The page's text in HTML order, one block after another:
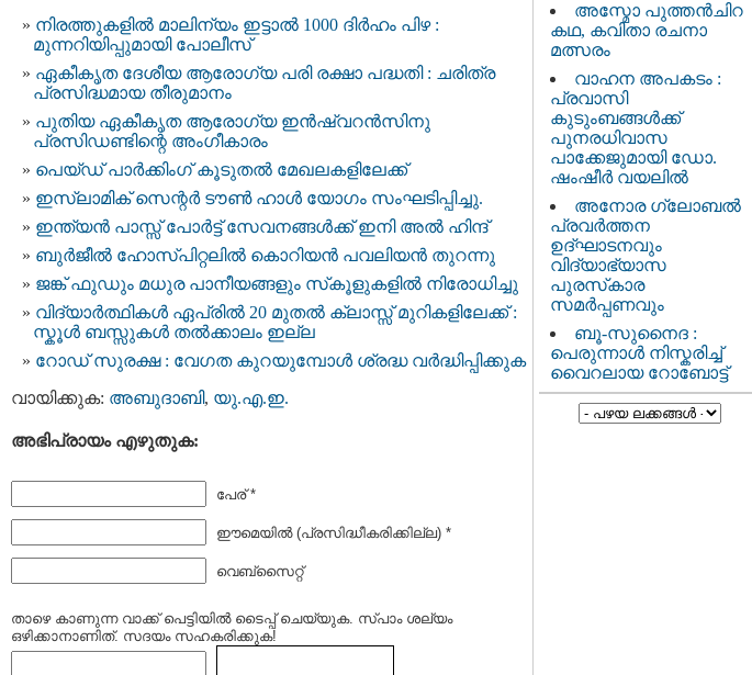
നിരത്തുകളിൽ മാലിന്യം ഇട്ടാൽ 1000 ദിർഹം പിഴ :
മുന്നറിയിപ്പുമായി പോലീസ്
ഏകീകൃത ദേശീയ ആരോഗ്യ പരി രക്ഷാ പദ്ധതി : ചരിത്ര
പ്രസിദ്ധമായ തീരുമാനം
പുതിയ ഏകീകൃത ആരോഗ്യ ഇൻഷ്വറൻസിനു
പ്രസിഡണ്ടിന്റെ അംഗീകാരം
പെയ്ഡ് പാർക്കിംഗ് കൂടുതൽ മേഖലകളിലേക്ക്
ഇസ്‌ലാമിക് സെന്റർ ടൗൺ ഹാൾ യോഗം സംഘടിപ്പിച്ചു.
ഇന്ത്യന്‍ പാസ്സ്‌ പോർട്ട് സേവനങ്ങള്‍ക്ക് ഇനി അല്‍ ഹിന്ദ്
ബുർജീൽ ഹോസ്പിറ്റലിൽ കൊറിയൻ പവലിയൻ തുറന്നു
ജങ്ക് ഫുഡും മധുര പാനീയങ്ങളും സ്‌കൂളുകളിൽ നിരോധിച്ചു
വിദ്യാർത്ഥികൾ ഏപ്രിൽ 20 മുതൽ ക്ലാസ്സ്‌ മുറികളിലേക്ക് :
സ്കൂള്‍ ബസ്സുകള്‍ തല്‍ക്കാലം ഇല്ല
റോഡ് സുരക്ഷ : വേഗത കുറയുമ്പോൾ ശ്രദ്ധ വർദ്ധിപ്പിക്കുക
വായിക്കുക: അബുദാബി, യു.എ.ഇ.
അഭിപ്രായം എഴുതുക:
പേര് *
ഈമെയില്‍ (പ്രസിദ്ധീകരിക്കില്ല) *
വെബ്സൈറ്റ്
താഴെ കാണുന്ന വാക്ക് പെട്ടിയില്‍ ടൈപ്പ്‌ ചെയ്യുക. സ്പാം ശല്യം
ഒഴിക്കാനാണിത്. സദയം സഹകരിക്കുക!
അസ്മോ പുത്തൻചിറ
കഥ, കവിതാ രചനാ
മത്സരം
വാഹന അപകടം :
പ്രവാസി
കുടുംബങ്ങൾക്ക്
പുനരധിവാസ
പാക്കേജുമായി ഡോ.
ഷംഷീർ വയലിൽ
അനോര ഗ്ലോബൽ
പ്രവർത്തന
ഉദ്ഘാടനവും
വിദ്യാഭ്യാസ
പുരസ്‌കാര
സമർപ്പണവും
ബൂ-സുനൈദ :
പെരുന്നാൾ നിസ്കരിച്ച്
വൈറലായ റോബോട്ട്